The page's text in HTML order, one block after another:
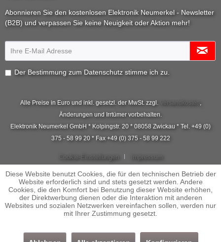
Abonnieren Sie den kostenlosen Elektronik Neumerkel - Newsletter
(B2B) und verpassen Sie keine Neuigkeit oder Aktion mehr!
Der Bestimmung zum Datenschutz stimme ich zu.
Alle Preise in Euro und inkl. gesetzl. der MwSt. zzgl. Versandkosten
,
Änderungen und Irrtümer vorbehalten.
Elektronik Neumerkel GmbH * Kolpingstr. 20 * 08058 Zwickau * Tel. +49 (0)
375 - 58 99 20 * Fax +49 (0) 375 - 58 99 222
Cookie-Einstellungen Impressum
Diese Website benutzt Cookies, die für den technischen Betrieb der
Website erforderlich sind und stets gesetzt werden. Andere
Cookies, die den Komfort bei Benutzung dieser Website erhöhen,
der Direktwerbung dienen oder die Interaktion mit anderen
Websites und sozialen Netzwerken vereinfachen sollen, werden nur
mit Ihrer Zustimmung gesetzt.